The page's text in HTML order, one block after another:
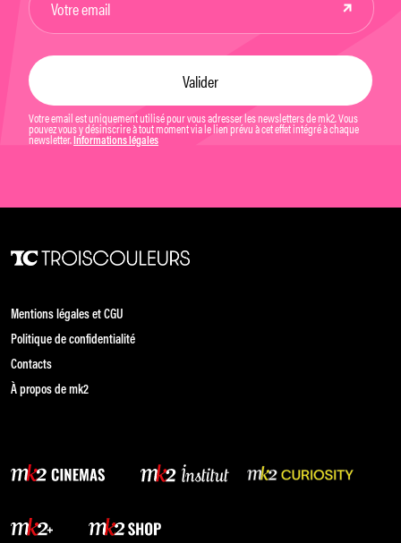
Votre email est uniquement utilisé pour vous adresser les newsletters de mk2. Vous
pouvez vous y désinscrire à tout moment via le lien prévu à cet effet intégré à chaque
newsletter. Informations légales
Mentions légales et CGU
Politique de confidentialité
Contacts
À propos de mk2